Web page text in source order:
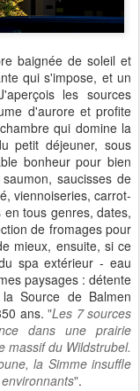
baignée de soleil et
qui s'impose, et un
les sources
d'aurore et profite
qui domine la
petit déjeuner, sous
bonheur pour bien
saucisses de
viennoiseries, carrot-
tous genres, dates,
de fromages pour
mieux, ensuite, si ce
spa extérieur - eau
paysages : détente
Source de Balmen
ans."Les 7 sources
dans une prairie
massif du Wildstrubel.
la Simme insuffle
".